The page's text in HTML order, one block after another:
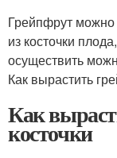
Грейпфрут можно
из косточки
осуществить
Как вырастить
Как
косточки